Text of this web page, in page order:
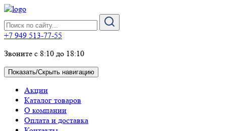
+7 949 513-77-55
Звоните с 8:10 до 18:10
Показать/Скрыть навигацию
Акции
Каталог товаров
О компании
Оплата и доставка